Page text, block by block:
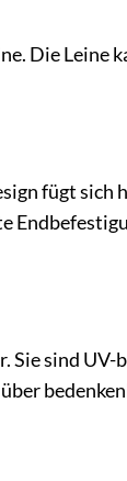
Die Leine
fügt sich
Sie sind UV-